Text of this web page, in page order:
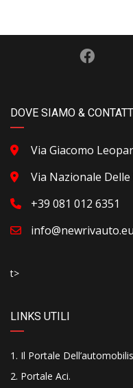
DOVE SIAMO &
Via Giacomo
Via Nazionale
+39 081 012 6351
info@newrivauto.eu
t>
LINKS UTILI
Il Portale
Portale Aci.